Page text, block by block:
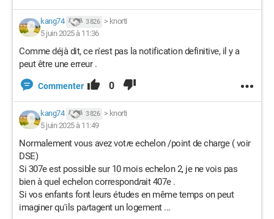
kang74 3 826 > knorti
5 juin 2025 à 11:36
Comme déjà dit, ce n'est pas la notification definitive, il y a
peut être une erreur .
Commenter 0
kang74 3 826 > knorti
5 juin 2025 à 11:49
Normalement vous avez votre echelon /point de charge ( voir
DSE)
Si 307e est possible sur 10 mois echelon 2, je ne vois pas
bien à quel echelon correspondrait 407e .
Si vos enfants font leurs études en même temps on peut
imaginer qu'ils partagent un logement ...